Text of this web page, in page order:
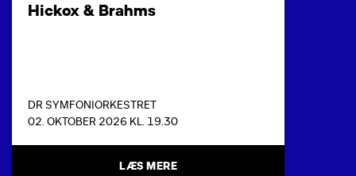
Hickox & Brahms
DR SYMFONIORKESTRET
02. OKTOBER 2026 KL. 19.30
LÆS MERE